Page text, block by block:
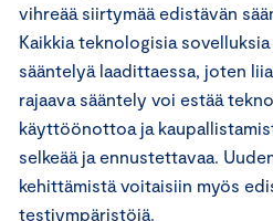
vihreää siirtymää edistävän
Kaikkia teknologisia
sääntelyä laadittaessa, joten
rajaava sääntely voi estää
käyttöönottoa ja
selkeää ja ennustettavaa.
kehittämistä voitaisiin myös
testiympäristöjä.